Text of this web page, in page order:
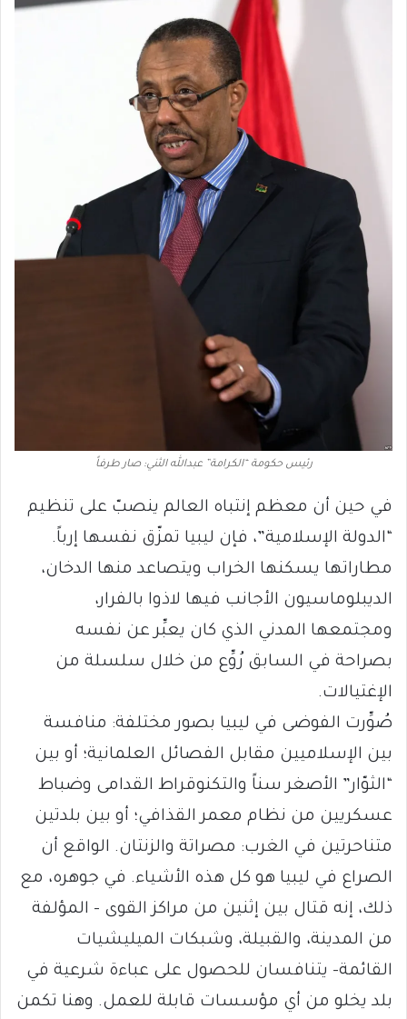
رئيس حكومة “الكرامة” عبدالله الثني: صار طرفاً
في حين أن معظم إنتباه العالم ينصبّ على تنظيم
“الدولة الإسلامية”، فإن ليبيا تمزّق نفسها إرباً.
مطاراتها يسكنها الخراب ويتصاعد منها الدخان،
الديبلوماسيون الأجانب فيها لاذوا بالفرار،
ومجتمعها المدني الذي كان يعبِّر عن نفسه
بصراحة في السابق رُوِّع من خلال سلسلة من
الإغتيالات.
صُوِّرت الفوضى في ليبيا بصور مختلفة: منافسة
بين الإسلاميين مقابل الفصائل العلمانية؛ أو بين
“الثوّار” الأصغر سناً والتكنوقراط القدامى وضباط
عسكريين من نظام معمر القذافي؛ أو بين بلدتين
متناحرتين في الغرب: مصراتة والزنتان. الواقع أن
الصراع في ليبيا هو كل هذه الأشياء. في جوهره، مع
ذلك، إنه قتال بين إثنين من مراكز القوى – المؤلفة
من المدينة، والقبيلة، وشبكات الميليشيات
القائمة- يتنافسان للحصول على عباءة شرعية في
بلد يخلو من أي مؤسسات قابلة للعمل. وهنا تكمن